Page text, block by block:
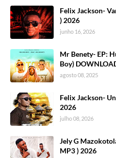
Felix Jackson-
) 2026
junho 16, 2026
Mr Benety- EP:
Boy)
agosto 08, 2025
Felix Jackson-
2026
julho 08, 2026
Jely G
MP3 ) 2026